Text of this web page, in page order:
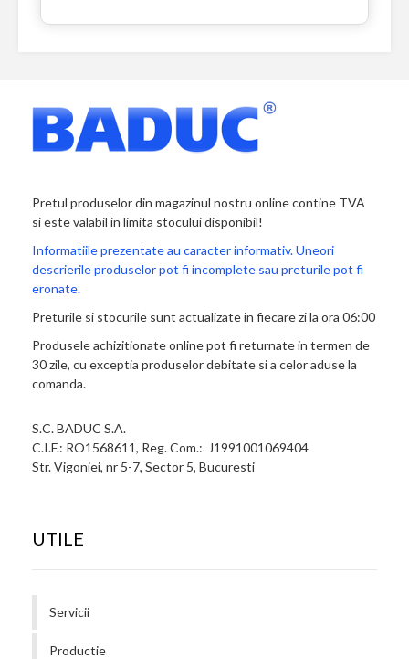
Pretul produselor din magazinul nostru online contine TVA
si este valabil in limita stocului disponibil!
Informatiile prezentate au caracter informativ. Uneori
descrierile produselor pot fi incomplete sau preturile pot fi
eronate.
Preturile si stocurile sunt actualizate in fiecare zi la ora 06:00
Produsele achizitionate online pot fi returnate in termen de
30 zile, cu exceptia produselor debitate si a celor aduse la
comanda.
S.C. BADUC S.A.
C.I.F.: RO1568611, Reg. Com.: J1991001069404
Str. Vigoniei, nr 5-7, Sector 5, Bucuresti
UTILE
Servicii
Productie